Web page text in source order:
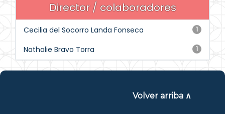
Director / colaboradores
1
Cecilia del Socorro Landa Fonseca
1
Nathalie Bravo Torra
Volver arriba ∧